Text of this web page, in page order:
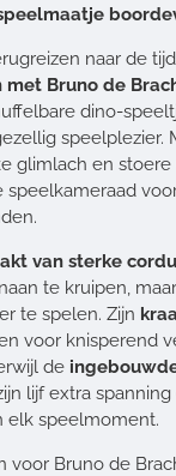
naar de
met Bruno de
dino-
speelplezier.
glimlach en stoere
speelkameraad
van sterke
te kruipen,
te spelen. Zijn
voor knisperend
de
lijf extra
elk speelmoment.
voor Bruno de